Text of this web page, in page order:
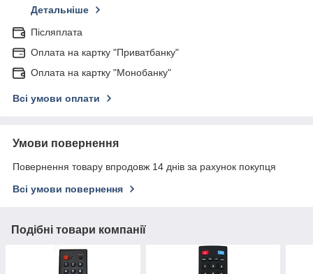
Детальніше
Післяплата
Оплата на картку "Приватбанку"
Оплата на картку "Монобанку"
Всі умови оплати
Умови повернення
Повернення товару впродовж 14 днів за рахунок покупця
Всі умови повернення
Подібні товари компанії